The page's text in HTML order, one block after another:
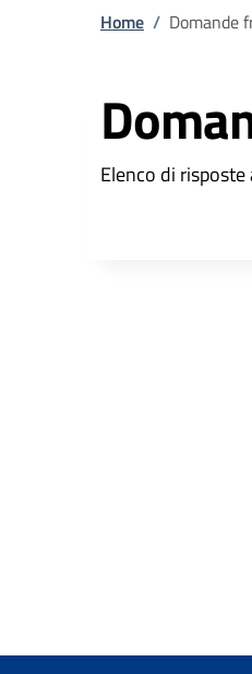
Home / Domande
Elenco di